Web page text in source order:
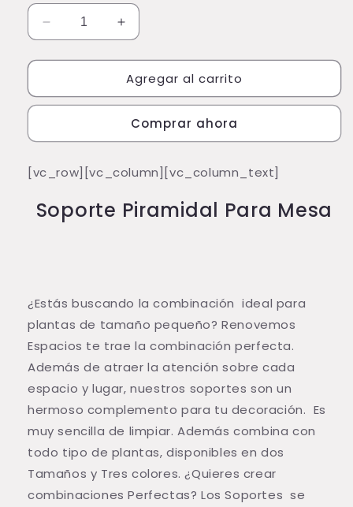
Reducir
cantidad
para
Piramidal
Diámetro
Alto
Cm
Negro
Aumentar
cantidad
para
Soporte
Piramidal
Mesa
Diámetro
Alto
Cm
Agregar al carrito
Comprar ahora
[vc_row][vc_column][vc_column_text]
Soporte Piramidal Para Mesa
¿Estás buscando la combinación ideal para
plantas de tamaño pequeño? Renovemos
Espacios te trae la combinación perfecta.
Además de atraer la atención sobre cada
espacio y lugar, nuestros soportes son un
hermoso complemento para tu decoración. Es
muy sencilla de limpiar. Además combina con
todo tipo de plantas, disponibles en dos
Tamaños y Tres colores. ¿Quieres crear
combinaciones Perfectas? Los Soportes se